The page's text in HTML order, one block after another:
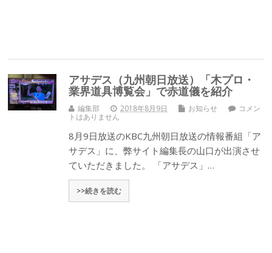
アサデス（九州朝日放送）「木プロ・
業界道具博覧会」で赤道儀を紹介
編集部 2018年8月9日 お知らせ
コメン
トはありません
8月9日放送のKBC九州朝日放送の情報番組「ア
サデス」に、弊サイト編集長の山口が出演させ
ていただきました。 「アサデス」…
>>続きを読む